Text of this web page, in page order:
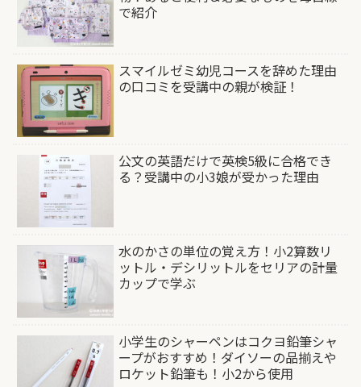
で紹介
スマイルゼミ幼児コースを辞めた理由
の口コミを受講中の親が検証！
公文の英語だけで英検5級に合格でき
る？受講中の小3娘が受かった理由
水のかさの単位の覚え方！小2算数リ
ットル・デシリットルをセリアの計量
カップで学ぶ
小学生のシャーペンはコクヨ鉛筆シャ
ープがおすすめ！ダイソーの品揃えや
ロケット鉛筆も！小2から使用